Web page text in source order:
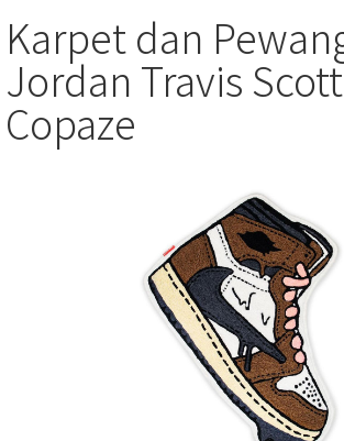
Karpet dan
Jordan Travis
Copaze